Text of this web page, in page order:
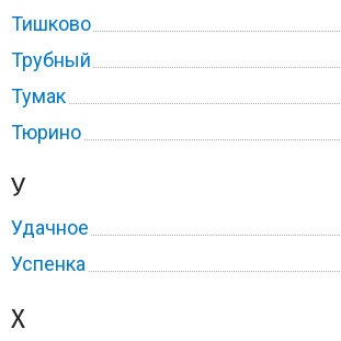
Тишково
Трубный
Тумак
Тюрино
У
Удачное
Успенка
Х